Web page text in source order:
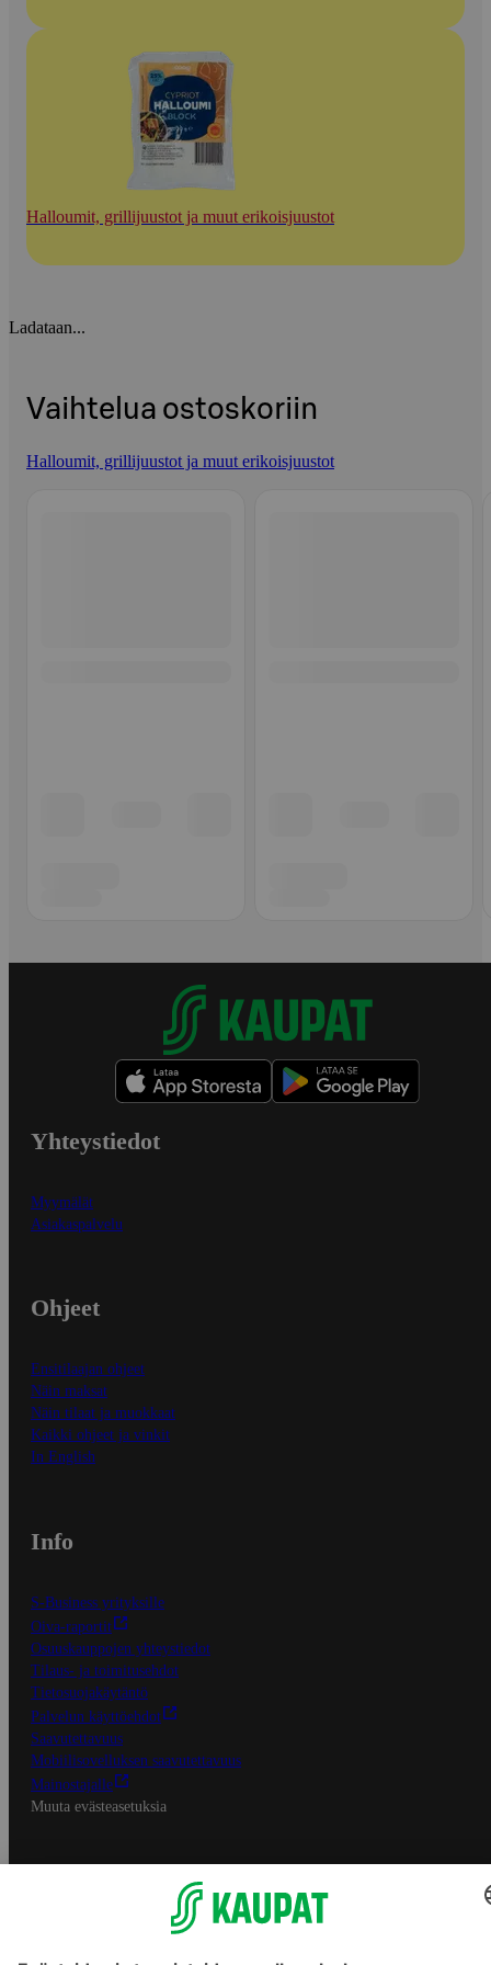
Halloumit, grillijuustot ja muut erikoisjuustot
Ladataan...
Vaihtelua ostoskoriin
Halloumit, grillijuustot ja muut erikoisjuustot
Yhteystiedot
Myymälät
Asiakaspalvelu
Ohjeet
Ensitilaajan ohjeet
Näin maksat
Näin tilaat ja muokkaat
Kaikki ohjeet ja vinkit
In English
Info
S-Business yrityksille
Oiva-raportit
Osuuskauppojen yhteystiedot
Tilaus- ja toimitusehdot
Tietosuojakäytäntö
Palvelun käyttöehdot
Saavutettavuus
Mobiilisovelluksen saavutettavuus
Mainostajalle
Muuta evästeasetuksia
S-ryhmän palvelut